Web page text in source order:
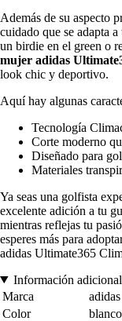
Además de su aspecto
cuidado que se adapta
un birdie en el green o
mujer adidas
look chic y deportivo.
Aquí hay algunas
Tecnología
Corte moderno
Diseñado para
Materiales
Ya seas una golfista
excelente adición a tu
mientras reflejas tu
esperes más para
adidas Ultimate365
Información adicional
Marca
adidas
Color
blanco